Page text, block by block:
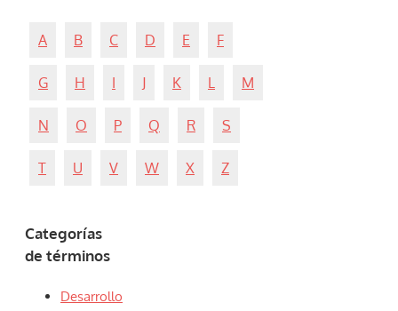
A B C D E F
G H I J K L M
N O P Q R S
T U V W X Z
Categorías
de términos
Desarrollo